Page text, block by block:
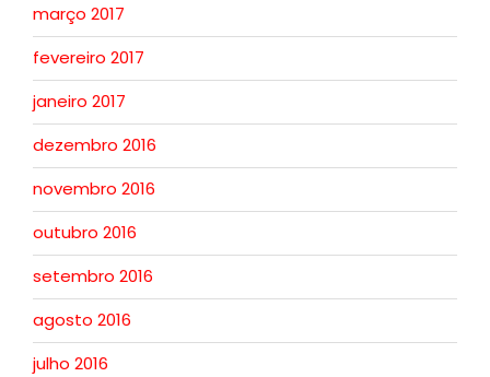
março 2017
fevereiro 2017
janeiro 2017
dezembro 2016
novembro 2016
outubro 2016
setembro 2016
agosto 2016
julho 2016